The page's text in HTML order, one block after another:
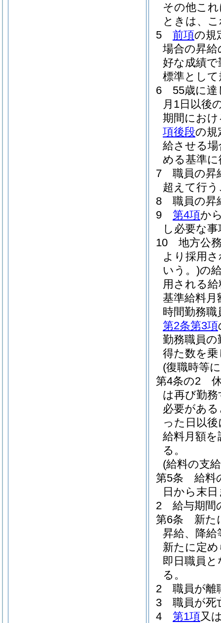
その他こ
ときは、
5
前項の規
場合の昇
好な成績
標準とし
6
55歳に
月1日以後
期間にお
項後段の規
給させる
める基準
7
職員の昇
超えて行
8
職員の昇
9
第4項か
し必要な
10
地方公
より採用
いう。)の
用される
基準給料
時間勤務
第2条第3項
勤務職員の
得た数を
(復職時等
第4条の2
は再び勤
必要があ
った日以
給料月額を
る。
(給料の支
第5条
給料
日から末
2
給与期間
第6条
新た
昇給、降
新たに定
即日職員
る。
2
職員が離
3
職員が死
4
第1項又